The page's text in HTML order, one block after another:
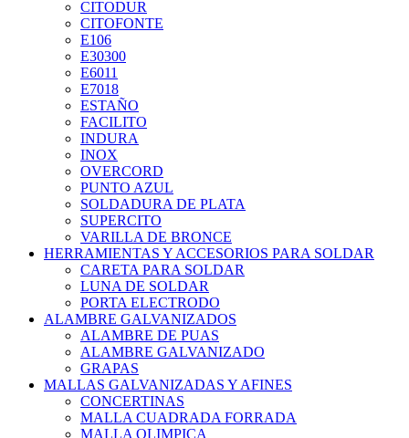
CITODUR
CITOFONTE
E106
E30300
E6011
E7018
ESTAÑO
FACILITO
INDURA
INOX
OVERCORD
PUNTO AZUL
SOLDADURA DE PLATA
SUPERCITO
VARILLA DE BRONCE
HERRAMIENTAS Y ACCESORIOS PARA SOLDAR
CARETA PARA SOLDAR
LUNA DE SOLDAR
PORTA ELECTRODO
ALAMBRE GALVANIZADOS
ALAMBRE DE PUAS
ALAMBRE GALVANIZADO
GRAPAS
MALLAS GALVANIZADAS Y AFINES
CONCERTINAS
MALLA CUADRADA FORRADA
MALLA OLIMPICA